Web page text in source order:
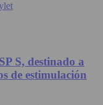
S, destinado a
de estimulación